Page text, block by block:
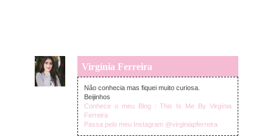
Virgínia Ferreira
segunda-feira, novembro 02, 2020
Não conhecia mas fiquei muito curiosa.
Beijinhos
Conhece o meu Blog : This Is Me By Virgínia
Ferreira
Passa pelo meu Instagram @virginiapferreira